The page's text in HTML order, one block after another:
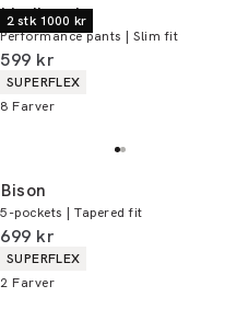
2 stk 1000 kr
Lindbergh
Performance pants | Slim fit
I alt (inkl. rabat)
599 kr
Produkt egenskaber
SUPERFLEX
8 Farver
Bison
5-pockets | Tapered fit
I alt (inkl. rabat)
699 kr
Produkt egenskaber
SUPERFLEX
2 Farver